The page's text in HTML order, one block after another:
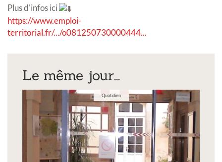
Plus d'infos ici
https://www.emploi-
territorial.fr/.../o081250730000444...
Le même jour...
Quotidien